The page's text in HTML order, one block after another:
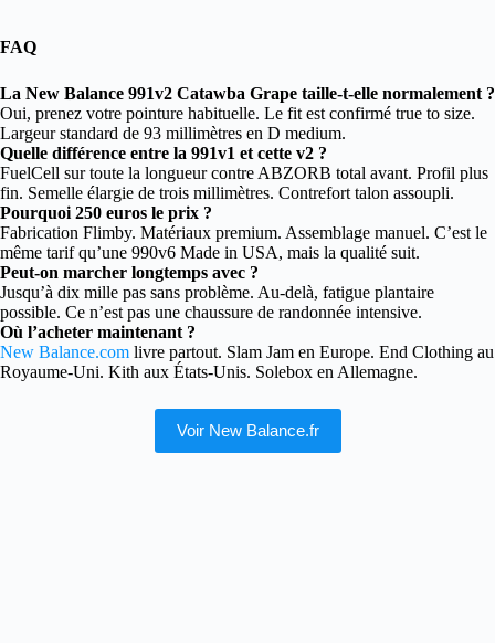
FAQ
La New Balance 991v2 Catawba Grape taille-t-elle normalement ?
Oui, prenez votre pointure habituelle. Le fit est confirmé true to size.
Largeur standard de 93 millimètres en D medium.
Quelle différence entre la 991v1 et cette v2 ?
FuelCell sur toute la longueur contre ABZORB total avant. Profil plus
fin. Semelle élargie de trois millimètres. Contrefort talon assoupli.
Pourquoi 250 euros le prix ?
Fabrication Flimby. Matériaux premium. Assemblage manuel. C’est le
même tarif qu’une 990v6 Made in USA, mais la qualité suit.
Peut-on marcher longtemps avec ?
Jusqu’à dix mille pas sans problème. Au-delà, fatigue plantaire
possible. Ce n’est pas une chaussure de randonnée intensive.
Où l’acheter maintenant ?
New Balance.com livre partout. Slam Jam en Europe. End Clothing au
Royaume-Uni. Kith aux États-Unis. Solebox en Allemagne.
Voir New Balance.fr